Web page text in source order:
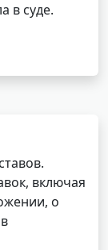
в суде.
включая
о